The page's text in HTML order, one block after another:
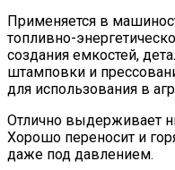
Применяется в
топливно-
создания емкостей,
штамповки и
для использования в
Отлично выдерживает
Хорошо переносит и
даже под давлением.